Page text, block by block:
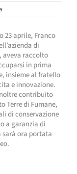
23 aprile, Franco
di
aveva raccolto
in prima
insieme al fratello
e innovazione.
contribuito
Terre di Fumane,
di conservazione
a garanzia di
ora portata